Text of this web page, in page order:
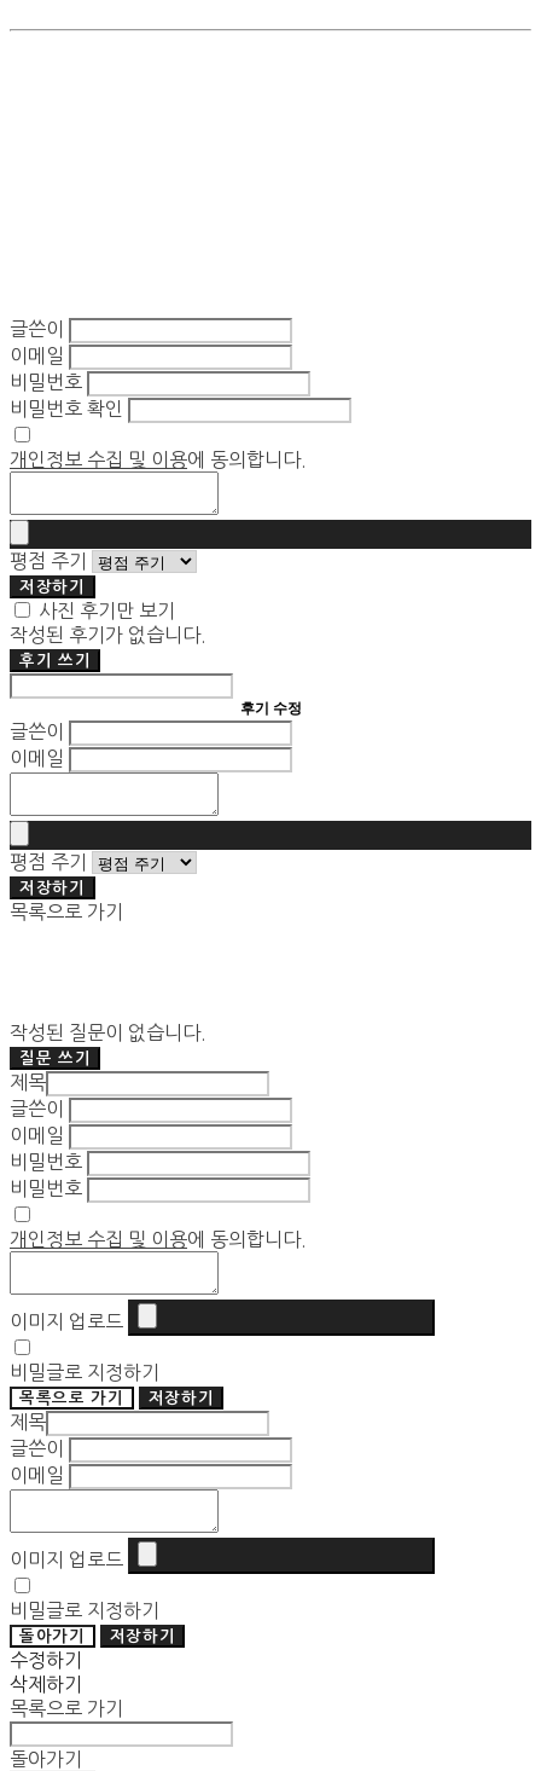
글쓴이
이메일
비밀번호
비밀번호 확인
개인정보 수집 및 이용에 동의합니다.
평점 주기
저장하기
사진 후기만 보기
작성된 후기가 없습니다.
후기 쓰기
후기 수정
글쓴이
이메일
평점 주기
저장하기
목록으로 가기
작성된 질문이 없습니다.
질문 쓰기
제목
글쓴이
이메일
비밀번호
비밀번호
개인정보 수집 및 이용에 동의합니다.
이미지 업로드
비밀글로 지정하기
목록으로 가기 저장하기
제목
글쓴이
이메일
이미지 업로드
비밀글로 지정하기
돌아가기 저장하기
수정하기
삭제하기
목록으로 가기
돌아가기